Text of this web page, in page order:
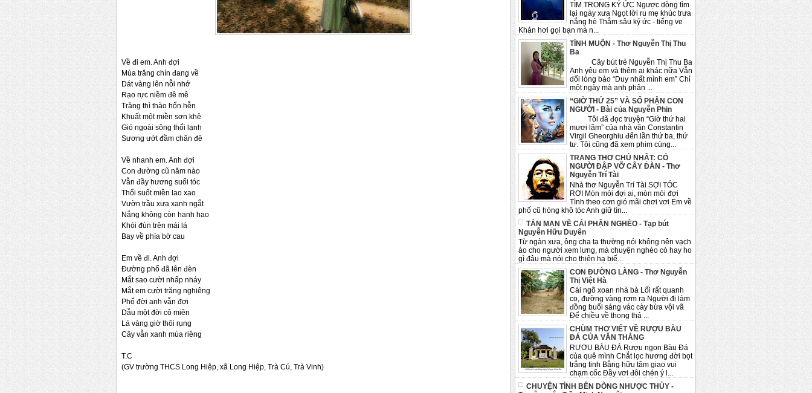
TÌM TRONG KÝ ỨC Ngược dòng tìm
lại ngày xưa Ngọt lời ru mẹ khúc trưa
nắng hè Thẳm sâu ký ức - tiếng ve
Khản hơi gọi bạn mà n...
TÌNH MUỘN - Thơ Nguyễn Thị Thu
Ba
Cây bút trẻ Nguyễn Thị Thu Ba
Anh yêu em và thêm ai khác nữa Vẫn
dối lòng bảo “Duy nhất mình em” Chỉ
một ngày mà anh phân ...
“GIỜ THỨ 25” VÀ SỐ PHẬN CON
NGƯỜI - Bài của Nguyễn Phin
Tôi đã đọc truyện “Giờ thứ hai
mươi lăm” của nhà văn Constantin
Virgil Gheorghiu đến lần thứ ba, thứ
tư. Tôi cũng đã xem phim cùng...
TRANG THƠ CHỦ NHẬT: CÓ
NGƯỜI ĐẬP VỠ CÂY ĐÀN - Thơ
Nguyễn Trí Tài
Nhà thơ Nguyễn Trí Tài SỢI TÓC
RƠI Mòn mỏi đợi ai, mòn mỏi đợi
Tình theo cơn gió mãi chơi vơi Em về
phố cũ hỏng khô tóc Anh giữ tìn...
TẢN MẠN VỀ CÁI PHẬN NGHÈO - Tạp bút
Nguyễn Hữu Duyên
Từ ngàn xưa, ông cha ta thường nói không nên vạch
áo cho người xem lưng, mà chuyện nghèo có hay ho
gì đâu mà nói cho thiên hạ biế...
CON ĐƯỜNG LÀNG - Thơ Nguyễn
Thị Việt Hà
Cái ngõ xoan nhà bà Lối rất quanh
co, đường vàng rơm rạ Người đi làm
đồng buổi sáng vác cày bừa vội vã
Để chiều về thong thả ...
CHÙM THƠ VIẾT VỀ RƯỢU BÀU
ĐÁ CỦA VĂN THẮNG
RƯỢU BÀU ĐÁ Rượu ngon Bàu Đá
của quê mình Chắt lọc hương đời bọt
trắng tinh Bằng hữu tâm giao vui
chạm cốc Đầy vơi đôi chén ý l...
CHUYỆN TÌNH BÊN DÒNG NHƯỢC THỦY -
Về đi em. Anh đợi
Mùa trăng chín đang về
Dát vàng lên nỗi nhớ
Rạo rực niềm đê mê
Trăng thì thào hổn hễn
Khuất một miền sơn khê
Gió ngoài sông thổi lạnh
Sương ướt đầm chân đê
Về nhanh em. Anh đợi
Con đường cũ năm nào
Vẫn đầy hương suối tóc
Thổi suốt miền lao xao
Vườn trầu xưa xanh ngắt
Nắng không còn hanh hao
Khói đùn trên mái lá
Bay về phía bờ cau
Em về đi. Anh đợi
Đường phố đã lên đèn
Mắt sao cười nhấp nháy
Mắt em cười trăng nghiêng
Phố đời anh vẫn đợi
Dẫu một đời cô miên
Lá vàng giờ thôi rụng
Cây vẫn xanh mùa riêng
T.C
(GV trường THCS Long Hiệp, xã Long Hiệp, Trà Cú, Trà Vinh)